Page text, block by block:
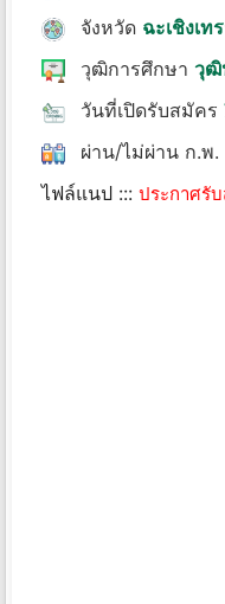
จังหวัด ฉะเชิงเท
วุฒิการศึกษา วุฒิ
วันที่เปิดรับสมัคร
ผ่าน/ไม่ผ่าน ก.พ.
ไฟล์แนป ::: ประกาศรั